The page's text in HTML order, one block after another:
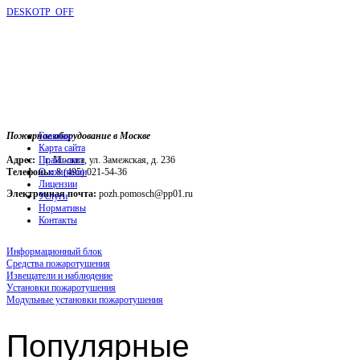
DESKOTP_OFF
Пожарное оборудование в Москве
Адрес: г. Москва, ул. Замежская, д. 236
Телефоны:8 (495) 021-54-36
Электронная почта: pozh.pomosch@pp01.ru
Главная
Карта сайта
Прайс-лист
О компании
Лицензии
Услуги
Нормативы
Контакты
Информационный блок
Средства пожаротушения
Извещатели и наблюдение
Установки пожаротушения
Модульные установки пожаротушения
Популярные